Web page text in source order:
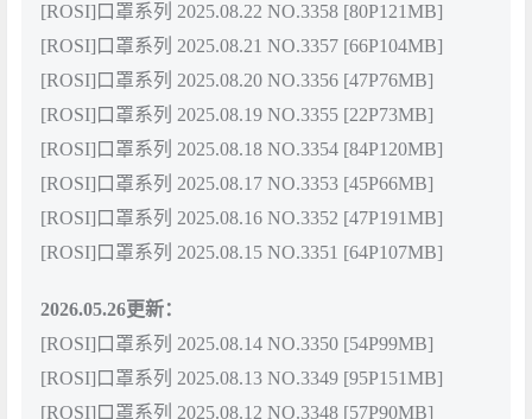
[ROSI]口罩系列 2025.08.22 NO.3358 [80P121MB]
[ROSI]口罩系列 2025.08.21 NO.3357 [66P104MB]
[ROSI]口罩系列 2025.08.20 NO.3356 [47P76MB]
[ROSI]口罩系列 2025.08.19 NO.3355 [22P73MB]
[ROSI]口罩系列 2025.08.18 NO.3354 [84P120MB]
[ROSI]口罩系列 2025.08.17 NO.3353 [45P66MB]
[ROSI]口罩系列 2025.08.16 NO.3352 [47P191MB]
[ROSI]口罩系列 2025.08.15 NO.3351 [64P107MB]
2026.05.26更新：
[ROSI]口罩系列 2025.08.14 NO.3350 [54P99MB]
[ROSI]口罩系列 2025.08.13 NO.3349 [95P151MB]
[ROSI]口罩系列 2025.08.12 NO.3348 [57P90MB]